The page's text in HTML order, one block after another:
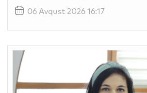
06 Avqust 2026 16:17